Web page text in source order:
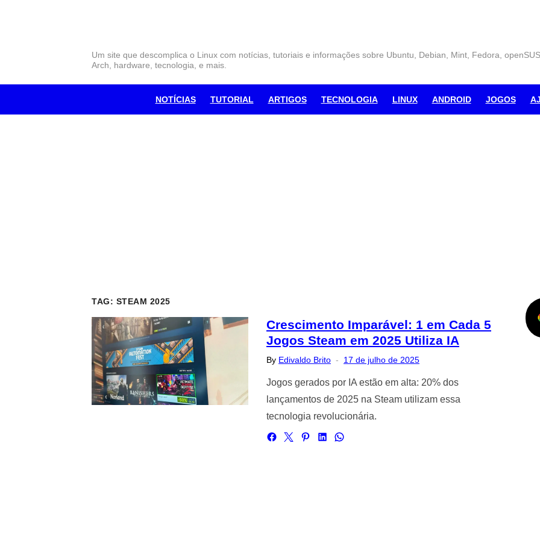
Um site que descomplica o Linux com notícias, tutoriais e informações sobre Ubuntu, Debian, Mint, Fedora,
Arch, hardware, tecnologia, e mais.
NOTÍCIAS TUTORIAL ARTIGOS TECNOLOGIA LINUX ANDROID JOGOS
TAG: STEAM 2025
Crescimento Imparável: 1 em Cada 5
Jogos Steam em 2025 Utiliza IA
By Edivaldo Brito
Posted
17 de julho de 2025
Jogos gerados por IA estão em alta: 20% dos
lançamentos de 2025 na Steam utilizam essa
tecnologia revolucionária.